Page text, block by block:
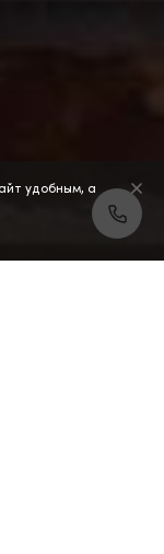
удобным, а